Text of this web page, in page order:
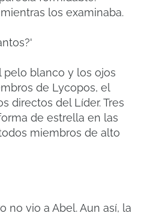
los examinaba.
blanco y los ojos
de Lycopos, el
directos del Líder. Tres
de estrella en las
miembros de alto
no vio a Abel. Aun así, la